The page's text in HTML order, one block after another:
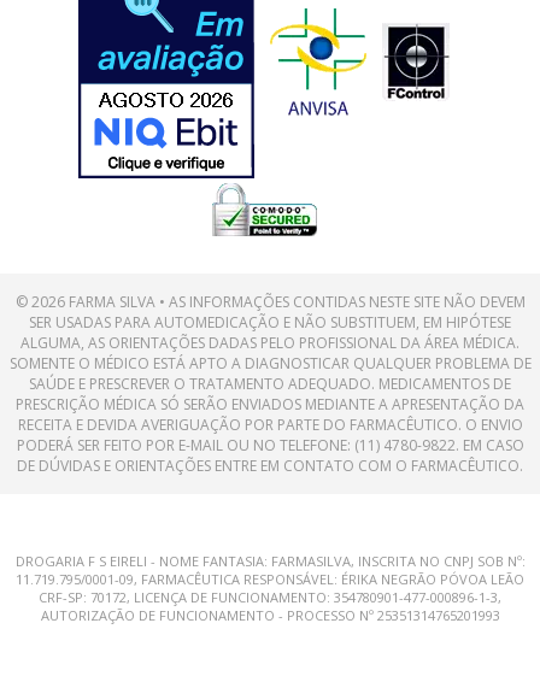
© 2026 FARMA SILVA • AS INFORMAÇÕES CONTIDAS NESTE SITE NÃO DEVEM
SER USADAS PARA AUTOMEDICAÇÃO E NÃO SUBSTITUEM, EM HIPÓTESE
ALGUMA, AS ORIENTAÇÕES DADAS PELO PROFISSIONAL DA ÁREA MÉDICA.
SOMENTE O MÉDICO ESTÁ APTO A DIAGNOSTICAR QUALQUER PROBLEMA DE
SAÚDE E PRESCREVER O TRATAMENTO ADEQUADO. MEDICAMENTOS DE
PRESCRIÇÃO MÉDICA SÓ SERÃO ENVIADOS MEDIANTE A APRESENTAÇÃO DA
RECEITA E DEVIDA AVERIGUAÇÃO POR PARTE DO FARMACÊUTICO. O ENVIO
PODERÁ SER FEITO POR E-MAIL OU NO TELEFONE: (11) 4780-9822. EM CASO
DE DÚVIDAS E ORIENTAÇÕES ENTRE EM CONTATO COM O FARMACÊUTICO.
DROGARIA F S EIRELI - NOME FANTASIA: FARMASILVA, INSCRITA NO CNPJ SOB Nº:
11.719.795/0001-09, FARMACÊUTICA RESPONSÁVEL: ÉRIKA NEGRÃO PÓVOA LEÃO
CRF-SP: 70172, LICENÇA DE FUNCIONAMENTO: 354780901-477-000896-1-3,
AUTORIZAÇÃO DE FUNCIONAMENTO - PROCESSO Nº 25351314765201993